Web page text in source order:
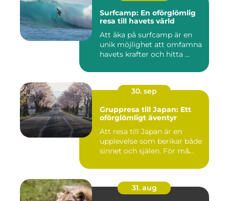
Surfcamp: En oförglömlig
resa till havets värld
Att åka på surfcamp är en
unik möjlighet att omfamna
havets krafter och hitta ...
30. sep
Gruppresa till Japan: Ett
oförglömligt äventyr
Att resa till Japan är en
upplevelse som berikar både
sinnet och själen. För m&...
31. aug